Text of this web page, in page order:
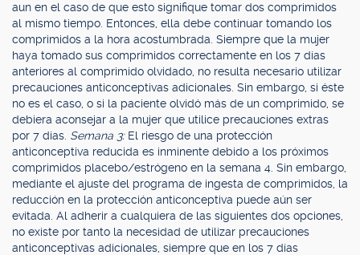
aun en el caso de que esto signifique tomar dos comprimidos
al mismo tiempo. Entonces, ella debe continuar tomando los
comprimidos a la hora acostumbrada. Siempre que la mujer
haya tomado sus comprimidos correctamente en los 7 días
anteriores al comprimido olvidado, no resulta necesario utilizar
precauciones anticonceptivas adicionales. Sin embargo, si éste
no es el caso, o si la paciente olvidó más de un comprimido, se
debiera aconsejar a la mujer que utilice precauciones extras
por 7 días. Semana 3: El riesgo de una protección
anticonceptiva reducida es inminente debido a los próximos
comprimidos placebo/estrógeno en la semana 4. Sin embargo,
mediante el ajuste del programa de ingesta de comprimidos, la
reducción en la protección anticonceptiva puede aún ser
evitada. Al adherir a cualquiera de las siguientes dos opciones,
no existe por tanto la necesidad de utilizar precauciones
anticonceptivas adicionales, siempre que en los 7 días